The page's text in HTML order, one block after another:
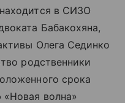
в СИЗО
Бабакохяна,
Олега Сединко
родственники
срока
волна»